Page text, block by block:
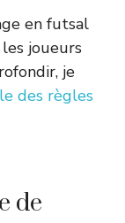
en futsal
joueurs
je
des règles
de